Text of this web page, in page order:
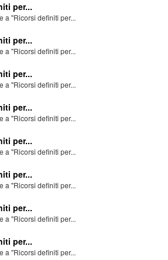
per...
a "Ricorsi definiti per...
per...
a "Ricorsi definiti per...
per...
a "Ricorsi definiti per...
per...
a "Ricorsi definiti per...
per...
a "Ricorsi definiti per...
per...
a "Ricorsi definiti per...
per...
a "Ricorsi definiti per...
per...
a "Ricorsi definiti per...